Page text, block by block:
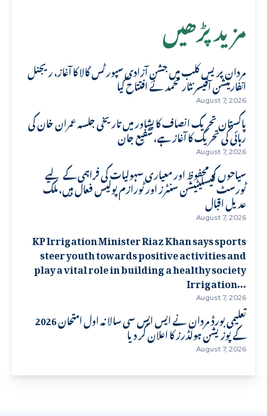
مزید پڑھیں
مردان پریس کلب میں جشنِ آزادی سپورٹس گالا کا آغاز، ریجنل
انفارمیشن آفیسر نثار محمد نے افتتاح کیا
August 7, 2026
پاکستان تحریک انصاف کا پشاور میں تاریخی جلسہ عمران خان کی
رہائی کی تحریک کا آغاز ہے، شفیع جان
August 7, 2026
سیاحوں کو محفوظ اور معیاری سہولیات کی فراہمی کے لیے
ٹورسٹ فیسلیٹیشن سنٹرز اور ٹورازم پولیس فعال ہیں، ملک
عدیل اقبال
August 7, 2026
KP Irrigation Minister Riaz Khan says sports
steer youth towards positive activities and
play a vital role in building a healthy society
Irrigation...
August 7, 2026
تعلیمی بورڈ مردان نے ایس ایس سی سالانہ اول امتحان 2026
کے پوزیشن ہولڈرز کا اعلان کر دیا
August 7, 2026